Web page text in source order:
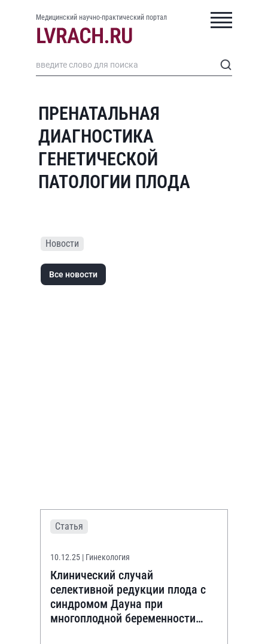
Медицинский научно-практический портал
ПРЕНАТАЛЬНАЯ
ДИАГНОСТИКА
ГЕНЕТИЧЕСКОЙ
ПАТОЛОГИИ ПЛОДА
Новости
Все новости
Статья
10.12.25 | Гинекология
Клинический случай
селективной редукции плода с
синдромом Дауна при
многоплодной беременности